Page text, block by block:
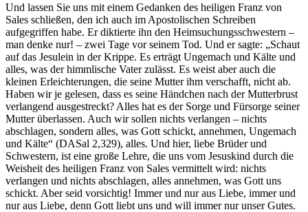
Und lassen Sie uns mit einem Gedanken des heiligen Franz von
Sales schließen, den ich auch im Apostolischen Schreiben
aufgegriffen habe. Er diktierte ihn den Heimsuchungsschwestern –
man denke nur! – zwei Tage vor seinem Tod. Und er sagte: „Schaut
auf das Jesulein in der Krippe. Es erträgt Ungemach und Kälte und
alles, was der himmlische Vater zulässt. Es weist aber auch die
kleinen Erleichterungen, die seine Mutter ihm verschafft, nicht ab.
Haben wir je gelesen, dass es seine Händchen nach der Mutterbrust
verlangend ausgestreckt? Alles hat es der Sorge und Fürsorge seiner
Mutter überlassen. Auch wir sollen nichts verlangen – nichts
abschlagen, sondern alles, was Gott schickt, annehmen, Ungemach
und Kälte“ (DASal 2,329), alles. Und hier, liebe Brüder und
Schwestern, ist eine große Lehre, die uns vom Jesuskind durch die
Weisheit des heiligen Franz von Sales vermittelt wird: nichts
verlangen und nichts abschlagen, alles annehmen, was Gott uns
schickt. Aber seid vorsichtig! Immer und nur aus Liebe, immer und
nur aus Liebe, denn Gott liebt uns und will immer nur unser Gutes.